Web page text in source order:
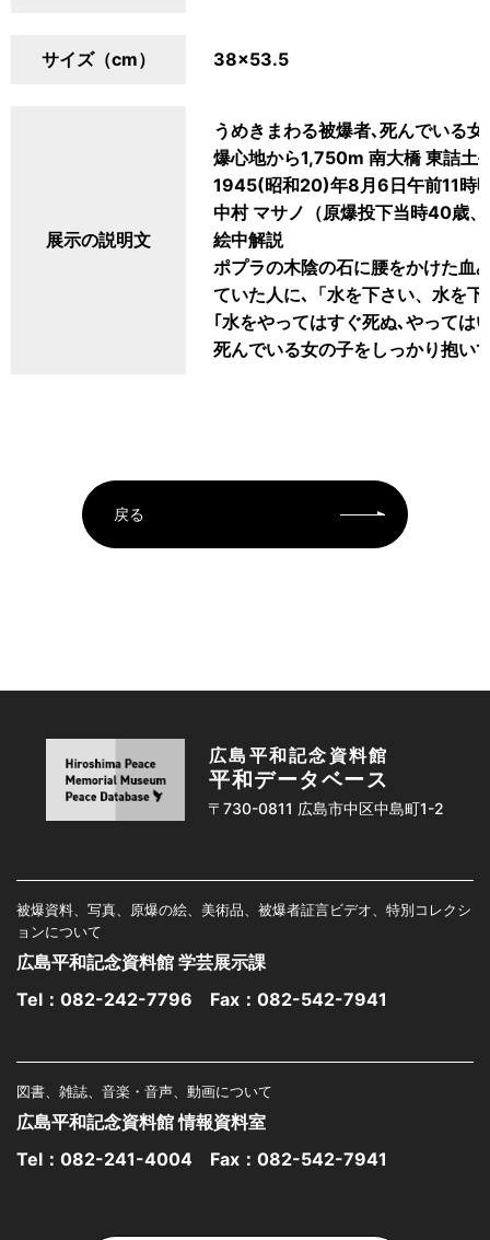
サイズ（cm） 38×53.5
展示の説明文
うめきまわる被爆者､死んでいる
爆心地から1,750m 南大橋 東詰土
1945(昭和20)年8月6日午前11時
中村 マサノ（原爆投下当時40歳
絵中解説
ポプラの木陰の石に腰をかけた血
ていた人に､「水を下さい、水を
｢水をやってはすぐ死ぬ､やっては
死んでいる女の子をしっかり抱い
戻る
広島平和記念資料館
平和データベース
〒730-0811 広島市中区中島町1-2
被爆資料、写真、原爆の絵、美術品、被爆者証言ビデオ、特別コレクシ
ョンについて
広島平和記念資料館 学芸展示課
Tel： 082-242-7796 Fax：082-542-7941
図書、雑誌、音楽・音声、動画について
広島平和記念資料館 情報資料室
Tel： 082-241-4004 Fax：082-542-7941